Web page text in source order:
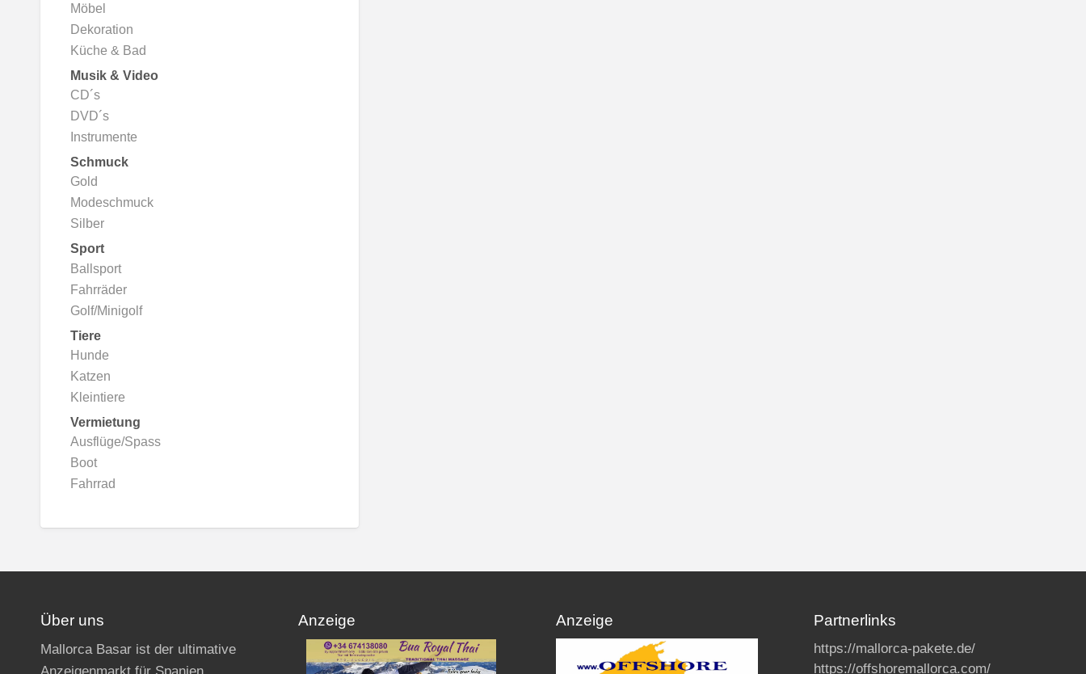
Möbel
Dekoration
Küche & Bad
Musik & Video
CD´s
DVD´s
Instrumente
Schmuck
Gold
Modeschmuck
Silber
Sport
Ballsport
Fahrräder
Golf/Minigolf
Tiere
Hunde
Katzen
Kleintiere
Vermietung
Ausflüge/Spass
Boot
Fahrrad
Über uns
Mallorca Basar ist der ultimative
Anzeigenmarkt für Spanien,
Anzeige Anzeige Partnerlinks
https://mallorca-pakete.de/
https://offshoremallorca.com/